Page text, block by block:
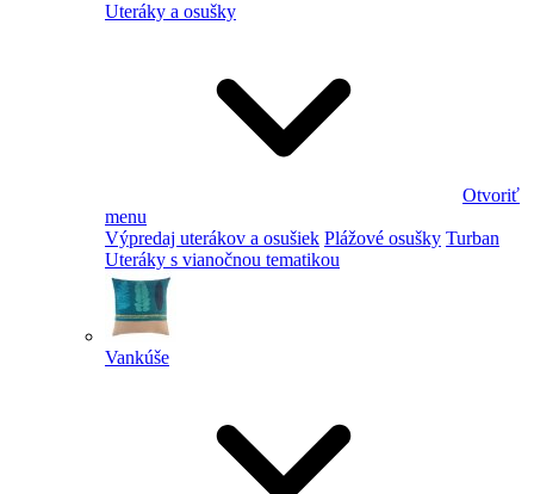
Uteráky a osušky
Otvoriť
menu
Výpredaj uterákov a osušiek Plážové osušky Turban
Uteráky s vianočnou tematikou
Vankúše